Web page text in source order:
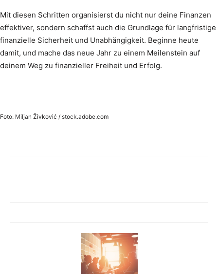
Mit diesen Schritten organisierst du nicht nur deine Finanzen
effektiver, sondern schaffst auch die Grundlage für langfristige
finanzielle Sicherheit und Unabhängigkeit. Beginne heute
damit, und mache das neue Jahr zu einem Meilenstein auf
deinem Weg zu finanzieller Freiheit und Erfolg.
Foto: Miljan Živković / stock.adobe.com